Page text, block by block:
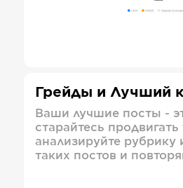
Грейды и Лучший
Ваши лучшие посты -
старайтесь
анализируйте рубрику
таких постов и